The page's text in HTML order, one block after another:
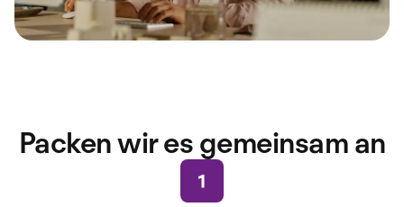
Packen wir es gemeinsam an